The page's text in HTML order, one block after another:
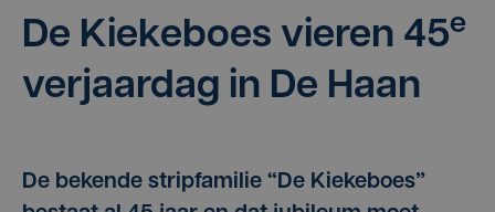
De Kie­ke­boes vie­ren 45e
ver­jaar­dag in De Haan
De bekende stripfamilie “De Kiekeboes”